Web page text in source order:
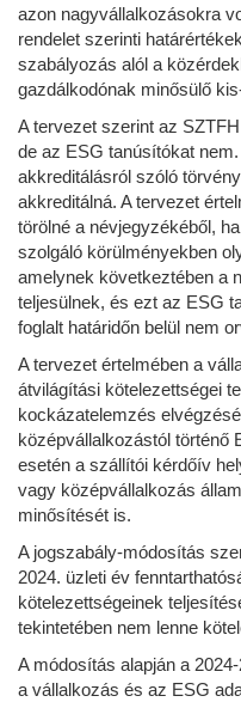
azon nagyvállalkozásokra
rendelet szerinti
szabályozás alól a
gazdálkodónak minősülő
A tervezet szerint az
de az ESG tanúsítókat
akkreditálásról szóló
akkreditálná. A tervezet
törölné a névjegyzékéből,
szolgáló körülményekben
amelynek következtében a
teljesülnek, és ezt az ESG
foglalt határidőn belül nem
A tervezet értelmében a
átvilágítási kötelezettségei
kockázatelemzés
középvállalkozástól történő
esetén a szállítói kérdőív
vagy középvállalkozás
minősítését is.
A jogszabály-módosítás
2024. üzleti év
kötelezettségeinek
tekintetében nem lenne
A módosítás alapján a
a vállalkozás és az ESG